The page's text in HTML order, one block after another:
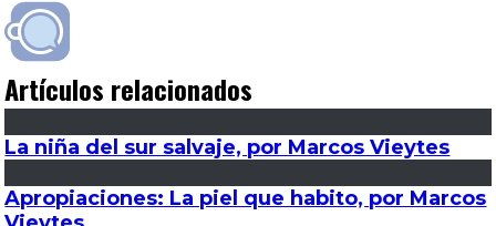
Artículos relacionados
La niña del sur salvaje, por Marcos Vieytes
Apropiaciones: La piel que habito, por Marcos